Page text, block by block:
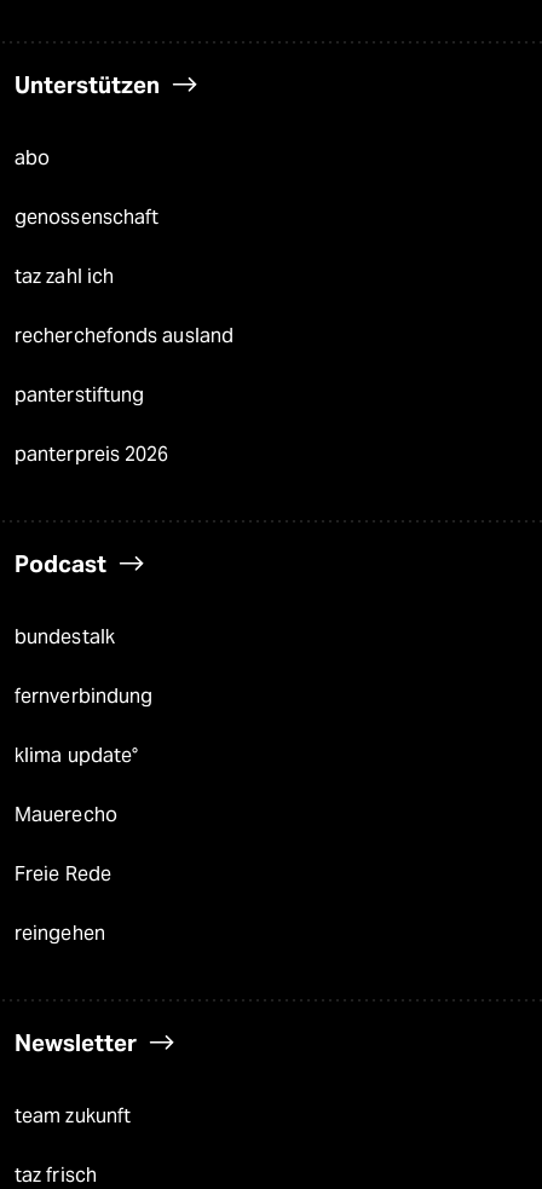
Unterstützen
abo
genossenschaft
taz zahl ich
recherchefonds ausland
panterstiftung
panterpreis 2026
Podcast
bundestalk
fernverbindung
klima update°
Mauerecho
Freie Rede
reingehen
Newsletter
team zukunft
taz frisch